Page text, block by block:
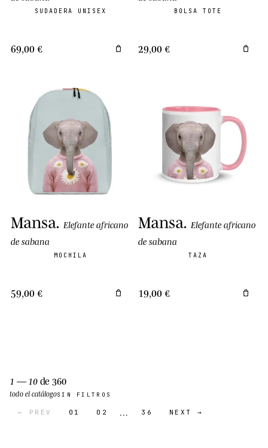
SUDADERA UNISEX
69,00 €
BOLSA TOTE
29,00 €
Mansa. Elefante africano
de sabana
MOCHILA
59,00 €
Mansa. Elefante africano
de sabana
TAZA
19,00 €
1 — 10de 360
todo el catálogoSIN FILTROS
← PREV 01 02 … 36 NEXT →